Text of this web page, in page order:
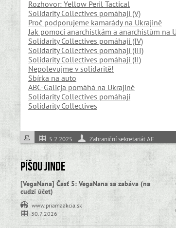
Rozhovor: Yellow Peril Tactical
Solidarity Collectives pomáhají (V)
Proč podporujeme kamarády na Ukrajině
Jak pomoci anarchistkám a anarchistům na
Solidarity Collectives pomáhají (IV)
Solidarity Collectives pomáhají (III)
Solidarity Collectives pomáhají (II)
Nepolevujme v solidaritě!
Sbírka na auto
ABC-Galicja pomáhá na Ukrajině
Solidarity Collectives pomáhají
Solidarity Collectives
5.2.2025 Zahraniční sekretariát AF
Píšou jinde
[VegaNana] Časť 5: VegaNana sa zabáva (na
cudzí účet)
www.priamaakcia.sk
30.7.2026